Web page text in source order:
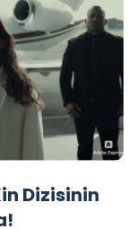
Dizisinin